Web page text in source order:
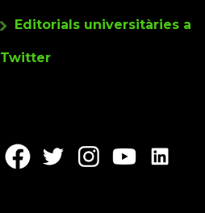
Editorials universitàries a
Twitter